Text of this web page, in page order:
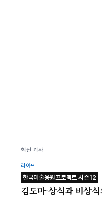
최신 기사
라이프
한국미술응원프로젝트 시즌12
김도마-상식과 비상식